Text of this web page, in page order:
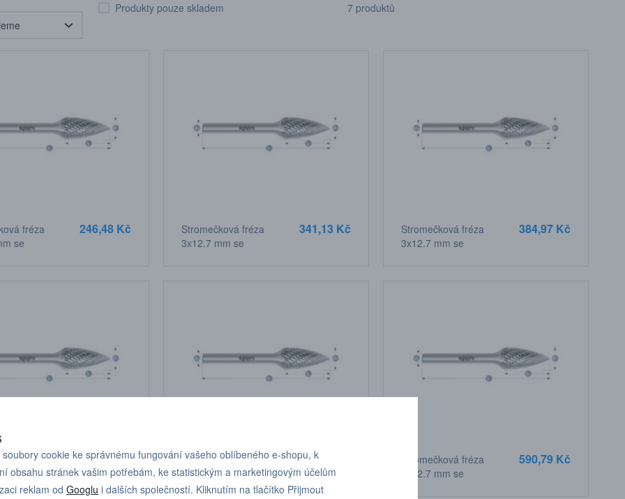
Produkty pouze skladem 7 produktů
fréza
se
246,48 Kč
Stromečková fréza
3x12,7 mm se
341,13 Kč
Stromečková fréza
3x12,7 mm se
384,97 Kč
fréza
špičkou,
246,48 Kč
Stromečková fréza
3x9,5 mm se špičkou,
stopka 3 mm
246,48 Kč
Stromečková fréza
5x12,7 mm se
590,79 Kč
soubory cookie ke správnému fungování vašeho oblíbeného e-shopu, k
obsahu stránek vašim potřebám, ke statistickým a marketingovým účelům
reklam od Googlu i dalších společností. Kliknutím na tlačítko Přijmout